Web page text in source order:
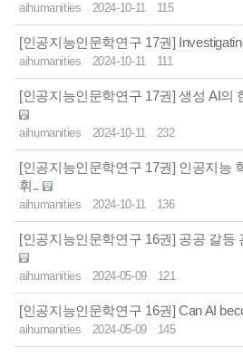
aihumanities 2024-10-11 115
[인공지능인문학연구 17권]
aihumanities 2024-10-11 111
[인공지능인문학연구 17권] 생성 AI의
aihumanities 2024-10-11 232
[인공지능인문학연구 17권] 인공지능
휘..
aihumanities 2024-10-11 136
[인공지능인문학연구 16권] 공공 갈등
aihumanities 2024-05-09 121
[인공지능인문학연구 16권] Can AI
aihumanities 2024-05-09 145